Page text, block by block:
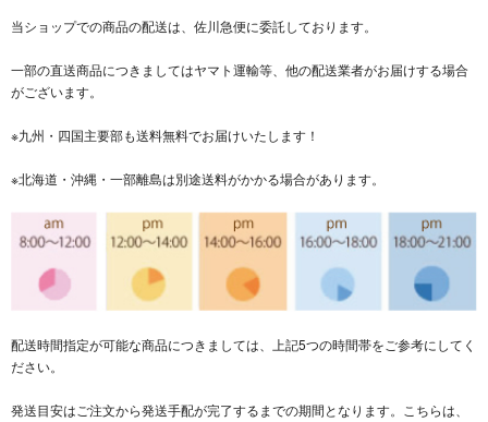
当ショップでの商品の配送は、佐川急便に委託しております。
一部の直送商品につきましてはヤマト運輸等、他の配送業者がお届けする場合
がございます。
※九州・四国主要部も送料無料でお届けいたします！
※北海道・沖縄・一部離島は別途送料がかかる場合があります。
配送時間指定が可能な商品につきましては、上記5つの時間帯をご参考にしてく
ださい。
発送目安はご注文から発送手配が完了するまでの期間となります。こちらは、